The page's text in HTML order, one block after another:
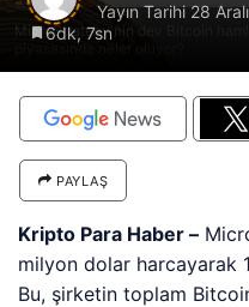
MicroStrategy'nin dev Bitcoin
piyasasında neler oluyor?
Yayın Tarihi28
6dk, 7sn
PAYLAŞ
Kripto Para Haber –
milyon dolar harcayarak
Bu, şirketin toplam Bitcoin